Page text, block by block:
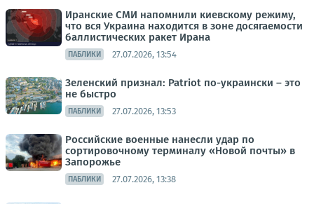
Иранские СМИ напомнили киевскому режиму,
что вся Украина находится в зоне досягаемости
баллистических ракет Ирана
ПАБЛИКИ 27.07.2026, 13:54
Зеленский признал: Patriot по-украински – это
не быстро
ПАБЛИКИ 27.07.2026, 13:53
Российские военные нанесли удар по
сортировочному терминалу «Новой почты» в
Запорожье
ПАБЛИКИ 27.07.2026, 13:38